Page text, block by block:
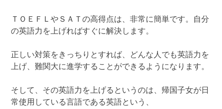
ＴＯＥＦＬやＳＡＴの高得点は、非常に簡単です。自分
の英語力を上げればすぐに解決します。
正しい対策をきっちりとすれば、どんな人でも英語力を
上げ、難関大に進学することができるようになります。
そして、その英語力を上げるというのは、帰国子女が日
常使用している言語である英語という、